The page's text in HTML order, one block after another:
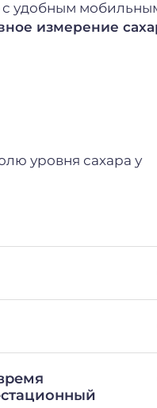
с удобным
измерение
уровня сахара у